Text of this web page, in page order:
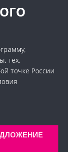
тех.
точке России